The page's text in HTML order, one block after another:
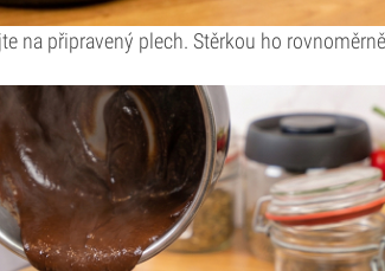
na připravený plech. Stěrkou ho